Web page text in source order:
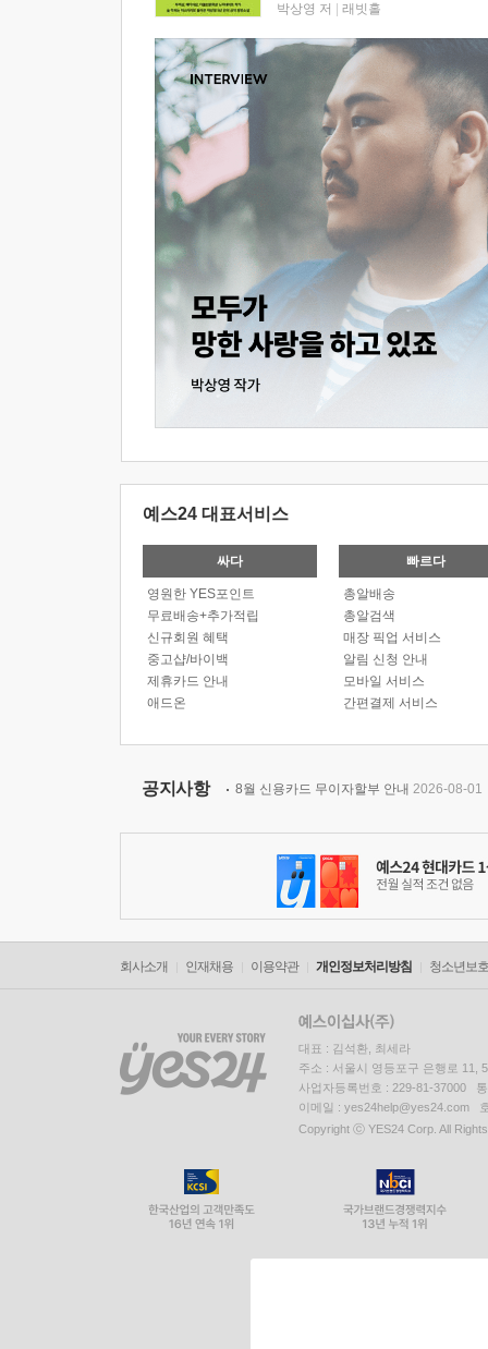
박상영 저 래빗홀
예스24 대표서비스
싸다
영원한 YES포인트
무료배송+추가적립
신규회원 혜택
중고샵/바이백
제휴카드 안내
애드온
빠르다
총알배송
총알검색
매장 픽업 서비스
알림 신청 안내
모바일 서비스
간편결제 서비스
공지사항 8월 신용카드 무이자할부 안내 2026-08-01
회사소개 인재채용 이용약관 개인정보처리방침 청소년보
대표 : 김석환, 최세라
주소 : 서울시 영등포구 은행로 11,
사업자등록번호 : 229-81-37000
이메일 : yes24help@yes24.com
Copyright ⓒ YES24 Corp. All